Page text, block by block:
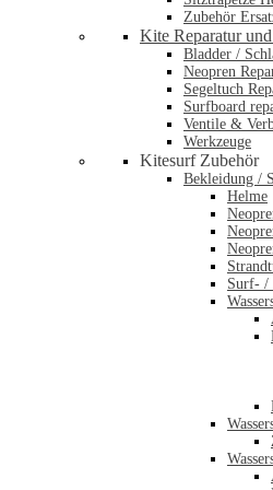
Zubehör
Kite Reparatur
Bladder /
Neopren
Segeltuch
Surfboard
Ventile &
Werkzeuge
Kitesurf Zubehör
Bekleidung /
Helme
Surf- /